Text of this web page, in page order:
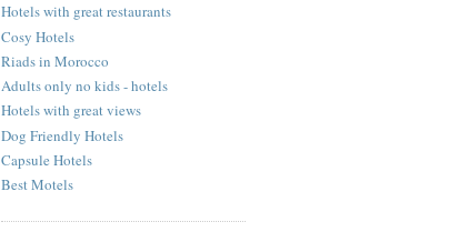
Hotels with great restaurants
Cosy Hotels
Riads in Morocco
Adults only no kids - hotels
Hotels with great views
Dog Friendly Hotels
Capsule Hotels
Best Motels